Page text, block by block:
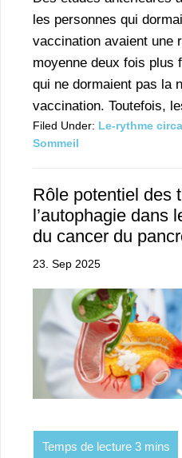
les personnes qui
vaccination avaient une
moyenne deux fois plus
qui ne dormaient pas la
vaccination. Toutefois,
Filed Under: Le-rythme
Sommeil
Rôle potentiel des
l’autophagie dans
du cancer du
23. Sep 2025